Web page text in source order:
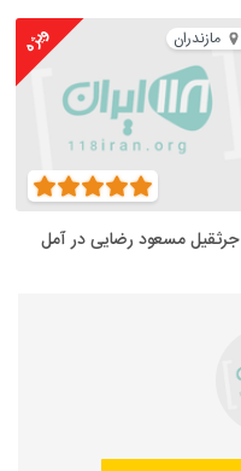
مازندران ویژه
جرثقیل مسعود رضایی در آمل